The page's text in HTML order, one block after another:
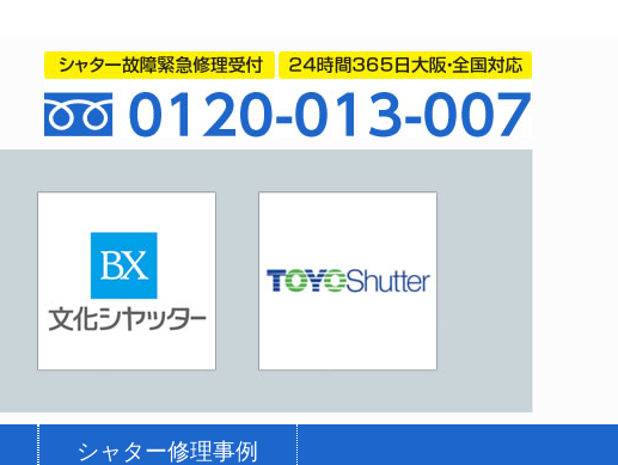
シャター修理事例